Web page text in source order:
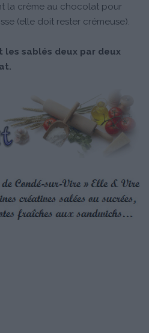
la crème au chocolat pour
(elle doit rester crémeuse).
sablés deux par deux